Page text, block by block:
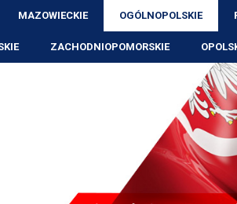
MAZOWIECKIE OGÓLNOPOLSKIE
ZACHODNIOPOMORSKIE